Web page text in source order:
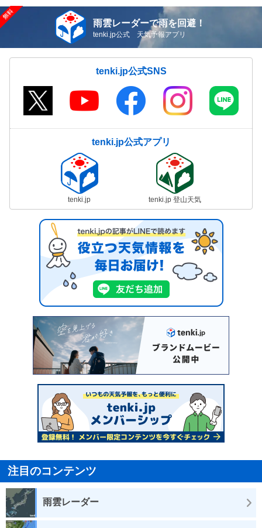
雨雲レーダーで雨を回避！
tenki.jp公式 天気予報アプリ
tenki.jp公式SNS
tenki.jp公式アプリ
tenki.jp tenki.jp 登山天気
注目のコンテンツ
雨雲レーダー